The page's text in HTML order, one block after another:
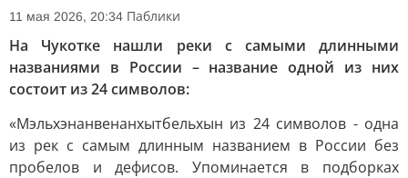
11 мая 2026, 20:34 Паблики
На Чукотке нашли реки с самыми длинными
названиями в России – название одной из них
состоит из 24 символов:
«Мэльхэнанвенанхытбельхын из 24 символов - одна
из рек с самым длинным названием в России без
пробелов и дефисов. Упоминается в подборках